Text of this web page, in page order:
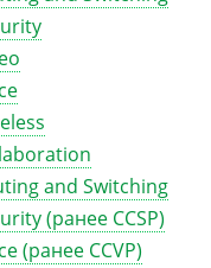
and Switching
(ранее CCSP)
(ранее CCVP)